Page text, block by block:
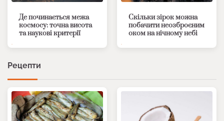
Де починається межа
космосу: точна висота
та наукові критерії
Скільки зірок можна
побачити неозброєним
оком на нічному небі
Рецепти